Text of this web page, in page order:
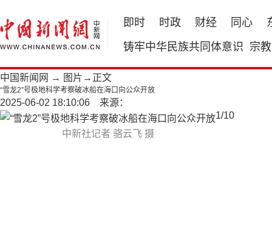
即时 时政 财经 同心
铸牢中华民族共同体意识 宗教
中国新闻网 → 图片 →正文
“雪龙2”号极地科学考察破冰船在海口向公众开放
2025-06-02 18:10:06 来源：
中新社记者 骆云飞 摄
1/10